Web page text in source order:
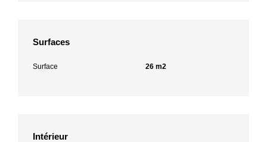
Surfaces
Surface 26 m2
Intérieur